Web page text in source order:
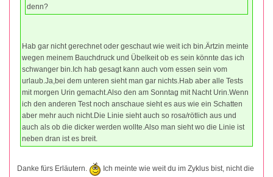
denn?
Hab gar nicht gerechnet oder geschaut wie weit ich bin.Ärtzin meinte
wegen meinem Bauchdruck und Übelkeit ob es sein könnte das ich
schwanger bin.Ich hab gesagt kann auch vom essen sein vom
urlaub.Ja,bei dem unteren sieht man gar nichts.Hab aber alle Tests
mit morgen Urin gemacht.Also den am Sonntag mit Nacht Urin.Wenn
ich den anderen Test noch anschaue sieht es aus wie ein Schatten
aber mehr auch nicht.Die Linie sieht auch so rosa/rötlich aus und
auch als ob die dicker werden wollte.Also man sieht wo die Linie ist
neben dran ist es breit.
Danke fürs Erläutern.
Ich meinte wie weit du im Zyklus bist, nicht die